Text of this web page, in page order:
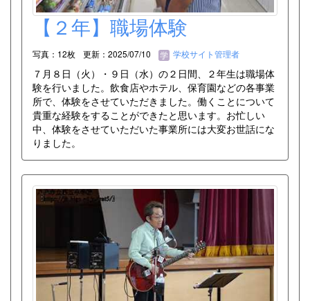
【２年】職場体験
写真：12枚 更新：2025/07/10 学校サイト管理者
７月８日（火）・９日（水）の２日間、２年生は職場体
験を行いました。飲食店やホテル、保育園などの各事業
所で、体験をさせていただきました。働くことについて
貴重な経験をすることができたと思います。お忙しい
中、体験をさせていただいた事業所には大変お世話にな
りました。